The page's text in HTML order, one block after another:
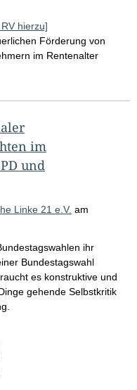
hierzu]
Förderung von
im Rentenalter
im
und
Linke 21 e.V. am
ihr
Bundestagswahl
es konstruktive und
gehende Selbstkritik